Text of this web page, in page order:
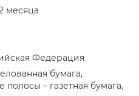
узнать, почему
кто озвучивает
реки в Антарктиде и
читателей с
фильмов. Мы узнаем,
в трюках сахарное
месяца
Федерация
бумага,
полосы – газетная бумага,